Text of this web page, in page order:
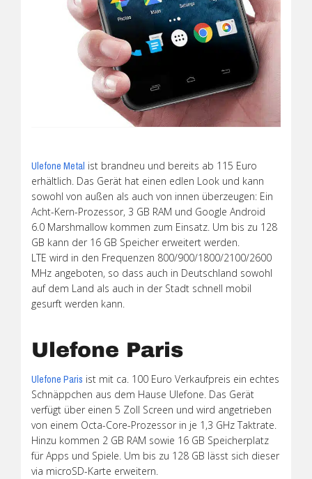
Ulefone Metal ist brandneu und bereits ab 115 Euro
erhältlich. Das Gerät hat einen edlen Look und kann
sowohl von außen als auch von innen überzeugen: Ein
Acht-Kern-Prozessor, 3 GB RAM und Google Android
6.0 Marshmallow kommen zum Einsatz. Um bis zu 128
GB kann der 16 GB Speicher erweitert werden.
LTE wird in den Frequenzen 800/900/1800/2100/2600
MHz angeboten, so dass auch in Deutschland sowohl
auf dem Land als auch in der Stadt schnell mobil
gesurft werden kann.
Ulefone Paris
Ulefone Paris ist mit ca. 100 Euro Verkaufpreis ein echtes
Schnäppchen aus dem Hause Ulefone. Das Gerät
verfügt über einen 5 Zoll Screen und wird angetrieben
von einem Octa-Core-Prozessor in je 1,3 GHz Taktrate.
Hinzu kommen 2 GB RAM sowie 16 GB Speicherplatz
für Apps und Spiele. Um bis zu 128 GB lässt sich dieser
via microSD-Karte erweitern.